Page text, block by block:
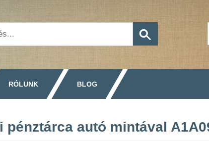
RÓLUNK BLOG
pénztárca autó mintával